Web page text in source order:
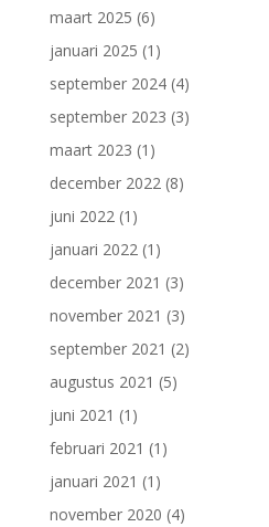
maart 2025 (6)
januari 2025 (1)
september 2024(4)
september 2023 (3)
maart 2023 (1)
december 2022(8)
juni 2022(1)
januari 2022(1)
december 2021 (3)
november 2021 (3)
september 2021 (2)
augustus 2021 (5)
juni 2021 (1)
februari 2021 (1)
januari 2021 (1)
november 2020 (4)